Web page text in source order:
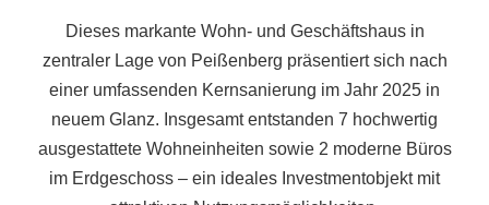
Dieses markante Wohn- und Geschäftshaus in
zentraler Lage von Peißenberg präsentiert sich nach
einer umfassenden Kernsanierung im Jahr 2025 in
neuem Glanz. Insgesamt entstanden 7 hochwertig
ausgestattete Wohneinheiten sowie 2 moderne Büros
im Erdgeschoss – ein ideales Investmentobjekt mit